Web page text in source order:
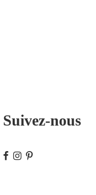
Suivez-nous